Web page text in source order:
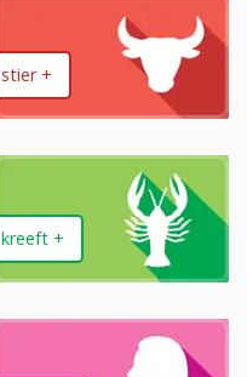
stier +
kreeft +